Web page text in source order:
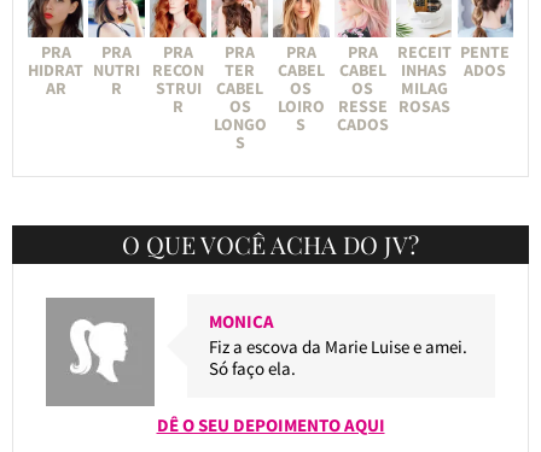
PRA
HIDRAT
AR
PRA
NUTRI
R
PRA
RECON
STRUI
R
PRA
TER
CABEL
OS
LONGO
S
PRA
CABEL
OS
LOIRO
S
PRA
CABEL
OS
RESSE
CADOS
RECEIT
INHAS
MILAG
ROSAS
PENTE
ADOS
O QUE VOCÊ ACHA DO JV?
MONICA
Fiz a escova da Marie Luise e amei.
Só faço ela.
DÊ O SEU DEPOIMENTO AQUI